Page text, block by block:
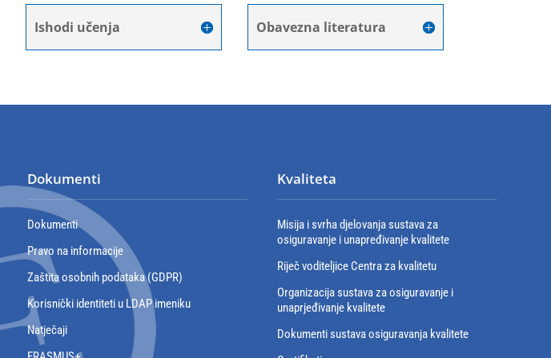
Ishodi učenja Obavezna literatura
Dokumenti
Dokumenti
Pravo na informacije
Zaštita osobnih podataka (GDPR)
Korisnički identiteti u LDAP imeniku
Natječaji
Kvaliteta
Misija i svrha djelovanja sustava za
osiguravanje i unapređivanje kvalitete
Riječ voditeljice Centra za kvalitetu
Organizacija sustava za osiguravanje i
unaprjeđivanje kvalitete
Dokumenti sustava osiguravanja kvalitete